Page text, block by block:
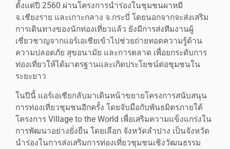
ตั้งแต่ปี 2560 ผ่านโครงการนำร่องในชุมชนผาหมี
จ.เชียงราย และเกาะกลาง จ.กระบี่ โดยนอกจากจะส่งเสริม
การเดินทางของนักท่องเที่ยวแล้ว ยังมีการส่งทีมงานผู้
เชี่ยวชาญจากแอร์เอเชียเข้าไปช่วยถ่ายทอดความรู้ด้าน
ความปลอดภัย สุขอนามัย และการตลาด เพื่อยกระดับการ
ท่องเที่ยวให้ได้มาตรฐานและเกิดประโยชน์ต่อชุมชนใน
ระยะยาว
ในปีนี้ แอร์เอเชียกลับมาเดินหน้าขยายโครงการสนับสนุน
การท่องเที่ยวชุมชนอีกครั้ง โดยจับมือกับพันธมิตรภายใต้
โครงการ Village to the World เพื่อเสริมความแข็งแกร่งใน
การพัฒนาอย่างยั่งยืน โดยเลือก จังหวัดลำปาง เป็นจังหวัด
นำร่องในการส่งเสริมการท่องเที่ยวชุมชนเชิงวัฒนธรรม